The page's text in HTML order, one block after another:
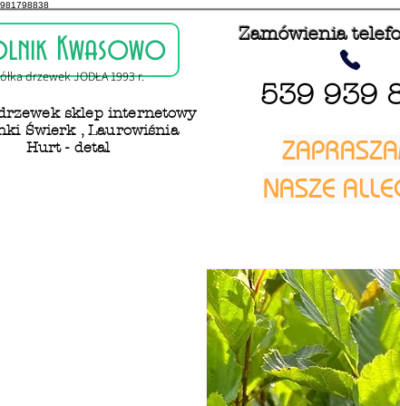
981798838
Kwasowo
drzewek JODŁA 1993 r.
sklep internetowy
Świerk , Laurowiśnia
Hurt - detal
Zamówienia
539 939
NASZE